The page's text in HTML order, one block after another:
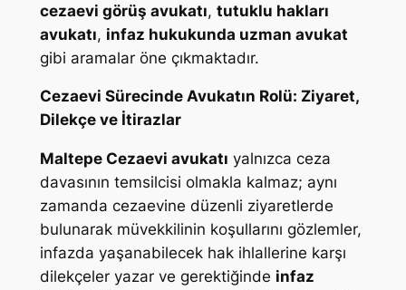
cezaevi görüş avukatı, tutuklu hakları
avukatı, infaz hukukunda uzman avukat
gibi aramalar öne çıkmaktadır.
Cezaevi Sürecinde Avukatın Rolü: Ziyaret,
Dilekçe ve İtirazlar
Maltepe Cezaevi avukatı yalnızca ceza
davasının temsilcisi olmakla kalmaz; aynı
zamanda cezaevine düzenli ziyaretlerde
bulunarak müvekkilinin koşullarını gözlemler,
infazda yaşanabilecek hak ihlallerine karşı
dilekçeler yazar ve gerektiğinde infaz